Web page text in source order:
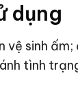
dụng
vệ sinh
tình